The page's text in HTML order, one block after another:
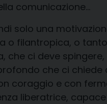
comunicazione…
solo una
o filantropica, o
che ci deve spingere,
che ci chiede
coraggio e con
liberatrice,